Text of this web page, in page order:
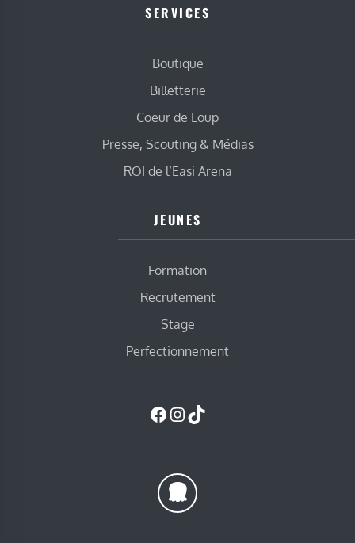
SERVICES
Boutique
Billetterie
Coeur de Loup
Presse, Scouting & Médias
ROI de l’Easi Arena
JEUNES
Formation
Recrutement
Stage
Perfectionnement
Facebook
Instagram
TikTok